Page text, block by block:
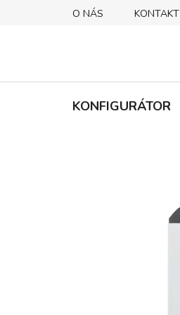
O NÁS KONTAKT
KONFIGURÁTOR